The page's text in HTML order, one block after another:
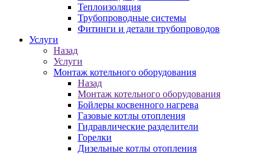
Теплоизоляция
Трубопроводные системы
Фитинги и детали трубопроводов
Услуги
Назад
Услуги
Монтаж котельного оборудования
Назад
Монтаж котельного оборудования
Бойлеры косвенного нагрева
Газовые котлы отопления
Гидравлические разделители
Горелки
Дизельные котлы отопления